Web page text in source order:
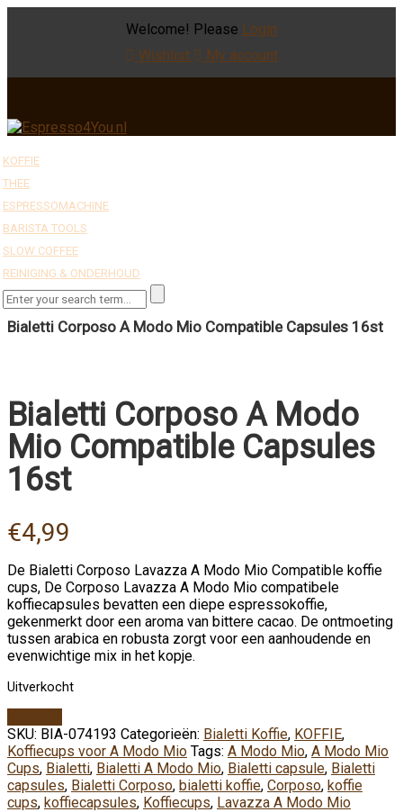
Welcome! Please Login
Wishlist
My account
KOFFIE
THEE
ESPRESSOMACHINE
BARISTA TOOLS
SLOW COFFEE
REINIGING & ONDERHOUD
Bialetti Corposo A Modo Mio Compatible Capsules 16st
Bialetti Corposo A Modo
Mio Compatible Capsules
16st
€4,99
De Bialetti Corposo Lavazza A Modo Mio Compatible koffie
cups, De Corposo Lavazza A Modo Mio compatibele
koffiecapsules bevatten een diepe espressokoffie,
gekenmerkt door een aroma van bittere cacao. De ontmoeting
tussen arabica en robusta zorgt voor een aanhoudende en
evenwichtige mix in het kopje.
Uitverkocht
SKU: BIA-074193 Categorieën: Bialetti Koffie, KOFFIE,
Koffiecups voor A Modo Mio Tags: A Modo Mio, A Modo Mio
Cups, Bialetti, Bialetti A Modo Mio, Bialetti capsule, Bialetti
capsules, Bialetti Corposo, bialetti koffie, Corposo, koffie
cups, koffiecapsules, Koffiecups, Lavazza A Modo Mio